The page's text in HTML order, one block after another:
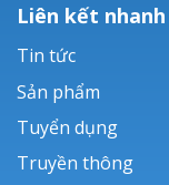
Liên kết nhanh
Tin tức
Sản phẩm
Tuyển dụng
Truyền thông